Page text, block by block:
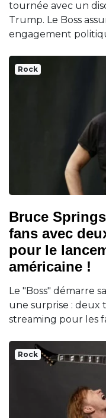
tournée avec un
Trump. Le Boss
engagement
Rock
Bruce
fans avec
pour le
américaine !
Le "Boss" démarre
une surprise : deux
streaming pour les
Rock